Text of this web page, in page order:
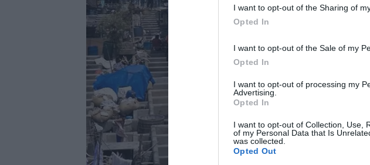
I want to opt-out of the Sharing of
Opted In
I want to opt-out of the Sale of my
Opted In
I want to opt-out of processing my
Advertising.
Opted In
I want to opt-out of Collection, Use,
of my Personal Data that Is
was collected.
Opted Out